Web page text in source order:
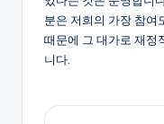
분은 저희의 가장 참여
때문에 그 대가로 재정
니다.